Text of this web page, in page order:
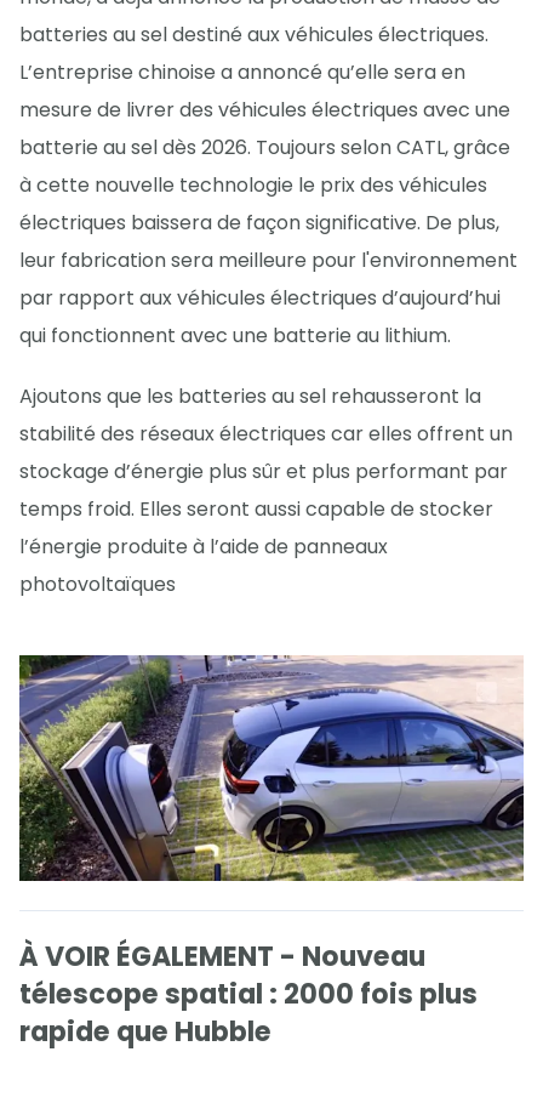
batteries au sel destiné aux véhicules électriques.
L’entreprise chinoise a annoncé qu’elle sera en
mesure de livrer des véhicules électriques avec une
batterie au sel dès 2026. Toujours selon CATL, grâce
à cette nouvelle technologie le prix des véhicules
électriques baissera de façon significative. De plus,
leur fabrication sera meilleure pour l'environnement
par rapport aux véhicules électriques d’aujourd’hui
qui fonctionnent avec une batterie au lithium.
Ajoutons que les batteries au sel rehausseront la
stabilité des réseaux électriques car elles offrent un
stockage d’énergie plus sûr et plus performant par
temps froid. Elles seront aussi capable de stocker
l’énergie produite à l’aide de panneaux
photovoltaïques
À VOIR ÉGALEMENT - Nouveau
télescope spatial : 2000 fois plus
rapide que Hubble